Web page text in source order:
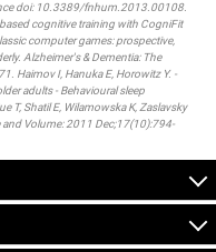
doi: 10.3389/fnhum.2013.00108.
cognitive training with CogniFit
computer games: prospective,
Alzheimer's & Dementia: The
Haimov I, Hanuka E, Horowitz Y. -
adults - Behavioural sleep
T, Shatil E, Wilamowska K, Zaslavsky
and Volume: 2011 Dec;17(10):794-